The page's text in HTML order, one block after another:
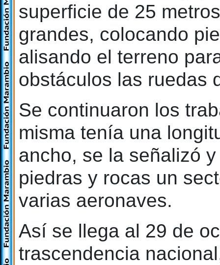
superficie de 25
grandes, colocando
alisando el terreno
obstáculos las ruedas
Se continuaron los
misma tenía una
ancho, se la señalizó
piedras y rocas un
varias aeronaves.
Así se llega al 29 de
trascendencia